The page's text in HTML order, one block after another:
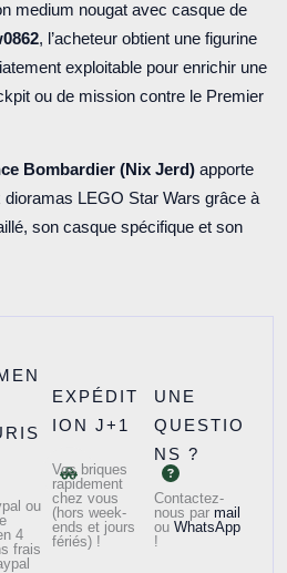
medium nougat avec casque de
, l’acheteur obtient une figurine
exploitable pour enrichir une
ou de mission contre le Premier
Bombardier (Nix Jerd)apporte
LEGO Star Wars grâce à
son casque spécifique et son
ou
4
frais
EXPÉDIT
ION J+1
Vos briques
rapidement
chez vous
(hors week-
ends et jours
fériés) !
UNE
QUESTIO
NS ?
Contactez-
nous par mail
ou WhatsApp
!